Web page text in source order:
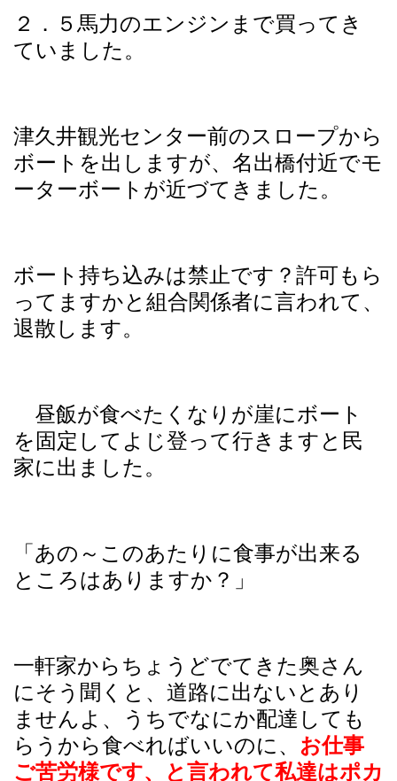
２．５馬力のエンジンまで買ってき
ていました。
津久井観光センター前のスロープから
ボートを出しますが、名出橋付近でモ
ーターボートが近づてきました。
ボート持ち込みは禁止です？許可もら
ってますかと組合関係者に言われて、
退散します。
昼飯が食べたくなりが崖にボート
を固定してよじ登って行きますと民
家に出ました。
「あの～このあたりに食事が出来る
ところはありますか？」
一軒家からちょうどでてきた奥さん
にそう聞くと、道路に出ないとあり
ませんよ、うちでなにか配達しても
らうから食べればいいのに、 お仕事
ご苦労様です、と言われて私達はポカ